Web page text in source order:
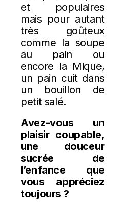
et populaires
mais pour autant
très goûteux
comme la soupe
au pain ou
encore la Mique,
un pain cuit dans
un bouillon de
petit salé.
Avez-vous un
plaisir coupable,
une douceur
sucrée de
l’enfance que
vous appréciez
toujours ?